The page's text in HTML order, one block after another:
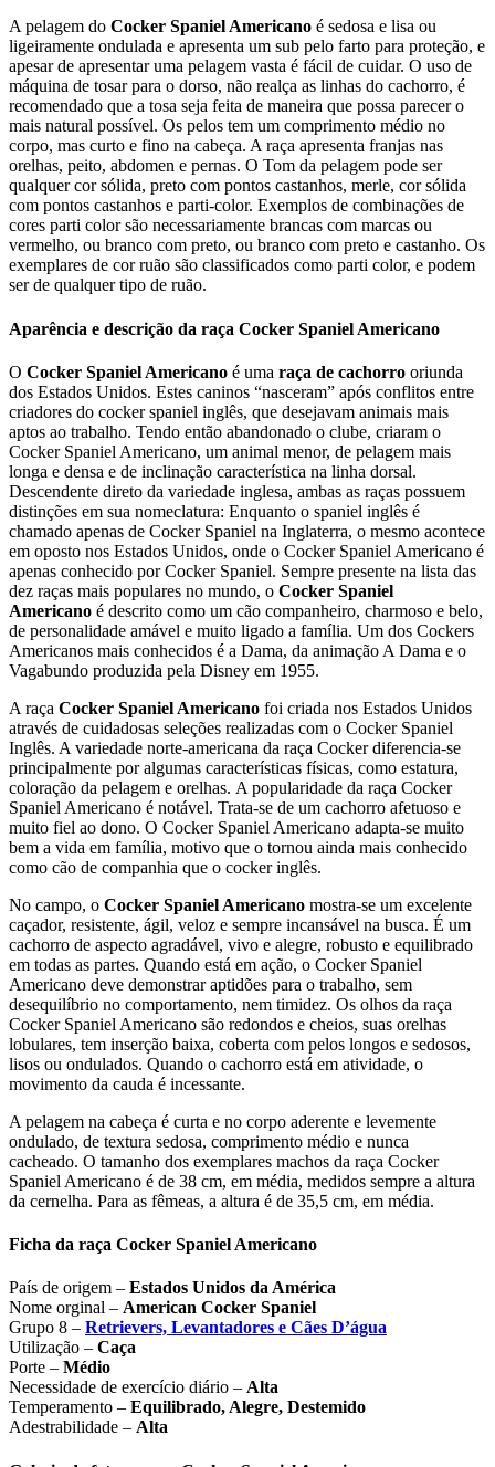
A pelagem do Cocker Spaniel Americano é sedosa e lisa ou
ligeiramente ondulada e apresenta um sub pelo farto para proteção, e
apesar de apresentar uma pelagem vasta é fácil de cuidar. O uso de
máquina de tosar para o dorso, não realça as linhas do cachorro, é
recomendado que a tosa seja feita de maneira que possa parecer o
mais natural possível. Os pelos tem um comprimento médio no
corpo, mas curto e fino na cabeça. A raça apresenta franjas nas
orelhas, peito, abdomen e pernas. O Tom da pelagem pode ser
qualquer cor sólida, preto com pontos castanhos, merle, cor sólida
com pontos castanhos e parti-color. Exemplos de combinações de
cores parti color são necessariamente brancas com marcas ou
vermelho, ou branco com preto, ou branco com preto e castanho. Os
exemplares de cor ruão são classificados como parti color, e podem
ser de qualquer tipo de ruão.
Aparência e descrição da raça Cocker Spaniel Americano
O Cocker Spaniel Americano é uma raça de cachorro oriunda
dos Estados Unidos. Estes caninos “nasceram” após conflitos entre
criadores do cocker spaniel inglês, que desejavam animais mais
aptos ao trabalho. Tendo então abandonado o clube, criaram o
Cocker Spaniel Americano, um animal menor, de pelagem mais
longa e densa e de inclinação característica na linha dorsal.
Descendente direto da variedade inglesa, ambas as raças possuem
distinções em sua nomeclatura: Enquanto o spaniel inglês é
chamado apenas de Cocker Spaniel na Inglaterra, o mesmo acontece
em oposto nos Estados Unidos, onde o Cocker Spaniel Americano é
apenas conhecido por Cocker Spaniel. Sempre presente na lista das
dez raças mais populares no mundo, o Cocker Spaniel
Americano é descrito como um cão companheiro, charmoso e belo,
de personalidade amável e muito ligado a família. Um dos Cockers
Americanos mais conhecidos é a Dama, da animação A Dama e o
Vagabundo produzida pela Disney em 1955.
A raça Cocker Spaniel Americano foi criada nos Estados Unidos
através de cuidadosas seleções realizadas com o Cocker Spaniel
Inglês. A variedade norte-americana da raça Cocker diferencia-se
principalmente por algumas características físicas, como estatura,
coloração da pelagem e orelhas. A popularidade da raça Cocker
Spaniel Americano é notável. Trata-se de um cachorro afetuoso e
muito fiel ao dono. O Cocker Spaniel Americano adapta-se muito
bem a vida em família, motivo que o tornou ainda mais conhecido
como cão de companhia que o cocker inglês.
No campo, o Cocker Spaniel Americano mostra-se um excelente
caçador, resistente, ágil, veloz e sempre incansável na busca. É um
cachorro de aspecto agradável, vivo e alegre, robusto e equilibrado
em todas as partes. Quando está em ação, o Cocker Spaniel
Americano deve demonstrar aptidões para o trabalho, sem
desequilíbrio no comportamento, nem timidez. Os olhos da raça
Cocker Spaniel Americano são redondos e cheios, suas orelhas
lobulares, tem inserção baixa, coberta com pelos longos e sedosos,
lisos ou ondulados. Quando o cachorro está em atividade, o
movimento da cauda é incessante.
A pelagem na cabeça é curta e no corpo aderente e levemente
ondulado, de textura sedosa, comprimento médio e nunca
cacheado. O tamanho dos exemplares machos da raça Cocker
Spaniel Americano é de 38 cm, em média, medidos sempre a altura
da cernelha. Para as fêmeas, a altura é de 35,5 cm, em média.
Ficha da raça Cocker Spaniel Americano
País de origem – Estados Unidos da América
Nome orginal – American Cocker Spaniel
Grupo 8 – Retrievers, Levantadores e Cães D’água
Utilização – Caça
Porte – Médio
Necessidade de exercício diário – Alta
Temperamento – Equilibrado, Alegre, Destemido
Adestrabilidade – Alta